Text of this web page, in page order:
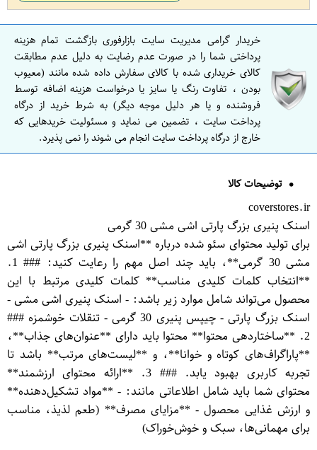
خریدار گرامی مدیریت سایت بازارفوری بازگشت تمام هزینه
پرداختی شما را در صورت عدم رضایت به دلیل عدم مطابقت
کالای خریداری شده با کالای سفارش داده شده مانند (معیوب
بودن ، تفاوت رنگ یا سایز یا درخواست هزینه اضافه توسط
فروشنده و یا هر دلیل موجه دیگر) به شرط خرید از درگاه
پرداخت سایت ، تضمین می نماید و مسئولیت خریدهایی که
خارج از درگاه پرداخت سایت انجام می شوند را نمی پذیرد.
توضیحات کالا
coverstores.ir
اسنک پنیری بزرگ پارتی اشی مشی 30 گرمی
برای تولید محتوای سئو شده درباره **اسنک پنیری بزرگ پارتی اشی
مشی 30 گرمی**، باید چند اصل مهم را رعایت کنید: ### 1.
**انتخاب کلمات کلیدی مناسب** کلمات کلیدی مرتبط با این
محصول می‌تواند شامل موارد زیر باشد: - اسنک پنیری اشی مشی -
اسنک بزرگ پارتی - چیپس پنیری 30 گرمی - تنقلات خوشمزه ###
2. **ساختاردهی محتوا** محتوا باید دارای **عنوان‌های جذاب**،
**پاراگراف‌های کوتاه و خوانا**، و **لیست‌های مرتب** باشد تا
تجربه کاربری بهبود یابد. ### 3. **ارائه محتوای ارزشمند**
محتوای شما باید شامل اطلاعاتی مانند: - **مواد تشکیل‌دهنده**
و ارزش غذایی محصول - **مزایای مصرف** (طعم لذیذ، مناسب
برای مهمانی‌ها، سبک و خوش‌خوراک)